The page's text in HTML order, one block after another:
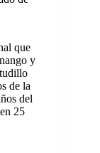
que
y
de la
del
25